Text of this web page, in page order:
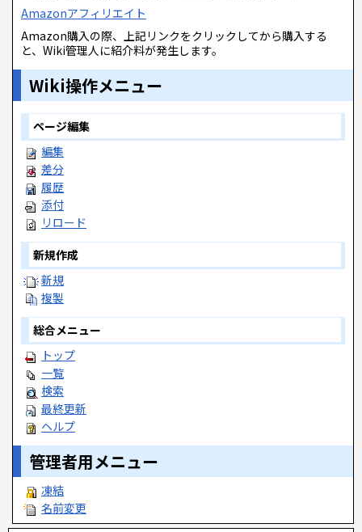
Amazonアフィリエイト
Amazon購入の際、上記リンクをクリックしてから購入する
と、Wiki管理人に紹介料が発生します。
Wiki操作メニュー
ページ編集
編集
差分
履歴
添付
リロード
新規作成
新規
複製
総合メニュー
トップ
一覧
検索
最終更新
ヘルプ
管理者用メニュー
凍結
名前変更